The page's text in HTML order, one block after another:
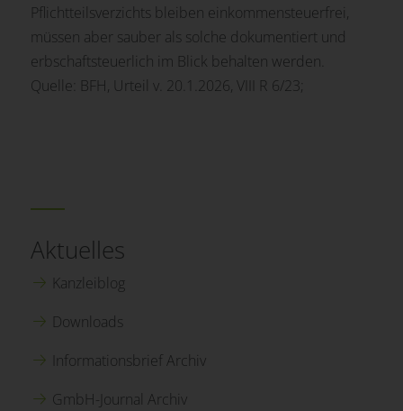
Pflichtteilsverzichts bleiben einkommensteuerfrei,
müssen aber sauber als solche dokumentiert und
erbschaftsteuerlich im Blick behalten werden.
Quelle: BFH, Urteil v. 20.1.2026, VIII R 6/23;
Aktuelles
Kanzleiblog
Downloads
Informationsbrief Archiv
GmbH-Journal Archiv